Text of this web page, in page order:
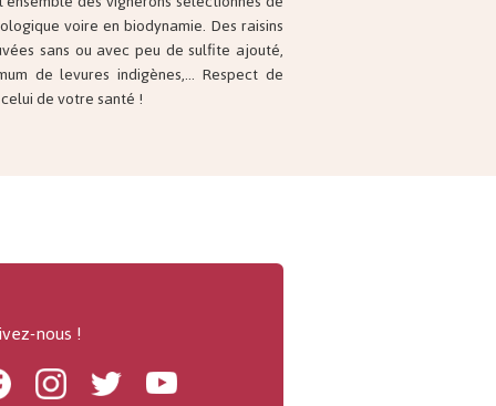
de votre santé !
nous !
FacebookInstagramTwitter Youtube